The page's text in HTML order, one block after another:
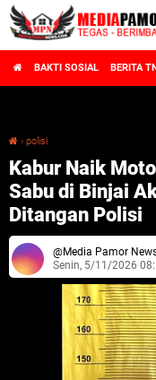
BAKTI SOSIAL BERITA
› polisi
Kabur Naik
Sabu di Binjai
Ditangan Polisi
Media Pamor
Senin, 5/11/2026